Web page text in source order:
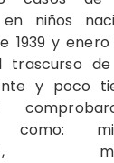
en niños
1939 y enero
de
y poco
como: